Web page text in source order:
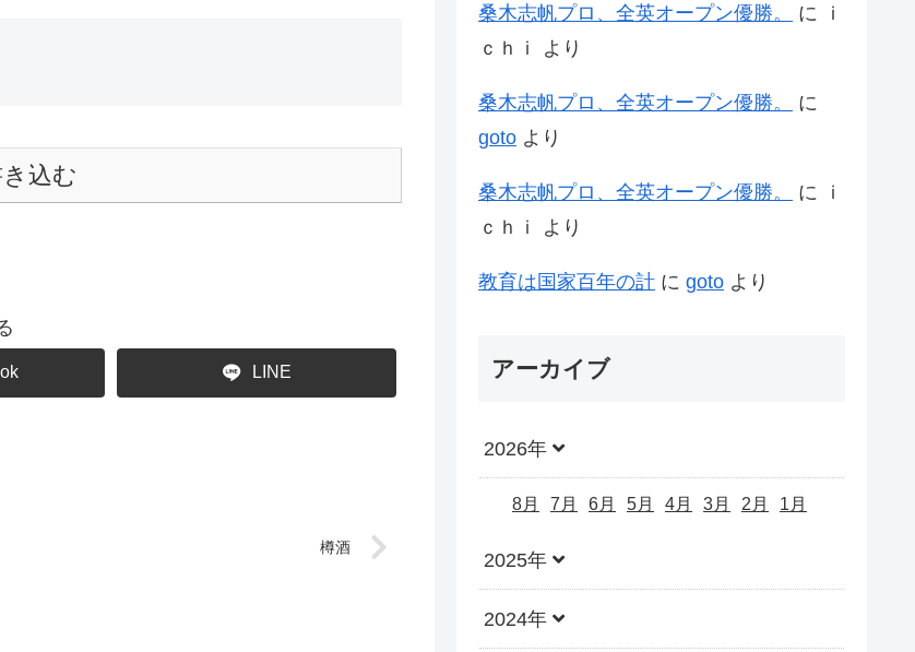
込む
LINE
樽酒
桑木志帆プロ、全英オープン優勝。 に
ｉ
ｃｈｉ
より
桑木志帆プロ、全英オープン優勝。
に
goto より
桑木志帆プロ、全英オープン優勝。 に
ｉ
ｃｈｉ
より
教育は国家百年の計 に goto より
アーカイブ
2026年
8月 7月 6月 5月 4月 3月 2月 1月
2025年
2024年